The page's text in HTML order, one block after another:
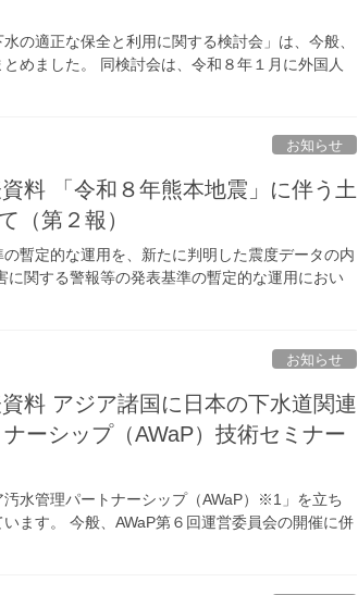
の適正な保全と利用に関する検討会」は、今般、
めました。 同検討会は、令和８年１月に外国人
お知らせ
料 「令和８年熊本地震」に伴う土
（第２報）
暫定的な運用を、新たに判明した震度データの内
関する警報等の発表基準の暫定的な運用におい
お知らせ
料 アジア諸国に日本の下水道関連
ーシップ（AWaP）技術セミナー
水管理パートナーシップ（AWaP）※1」を立ち
ます。 今般、AWaP第６回運営委員会の開催に併